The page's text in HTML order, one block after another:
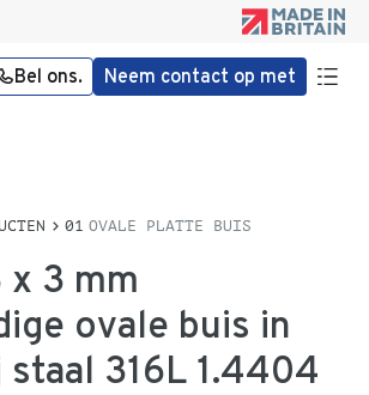
Bel ons. Neem contact op met
OVALE PLATTE BUIS
x 3 mm
ovale buis in
316L 1.4404